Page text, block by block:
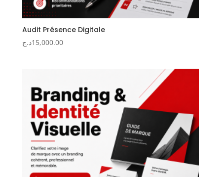
Audit Présence Digitale
15,000.00د.ج